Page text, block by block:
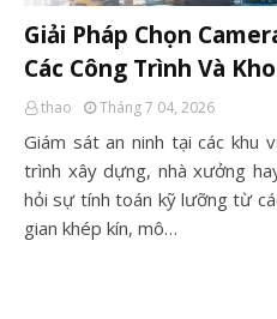
Giải Pháp Chọn
Các Công Trình Và
thao Tháng 7 04, 2026
Giám sát an ninh tại các khu
trình xây dựng, nhà xưởng
hỏi sự tính toán kỹ lưỡng từ
gian khép kín, mô…